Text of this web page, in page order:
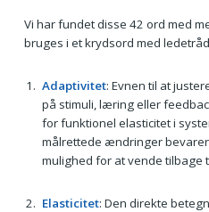
Vi har fundet disse 42 ord med
bruges i et krydsord med
Adaptivitet: Evnen til at
på stimuli, læring eller
for funktionel elasticitet i
målrettede ændringer
mulighed for at vende tilbage
Elasticitet: Den direkte